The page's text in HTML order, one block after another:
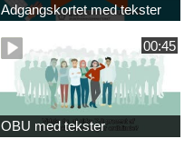
Adgangskortet med tekster
00:45
OBU med tekster